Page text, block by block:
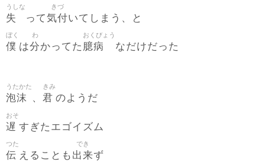
失
うしな
って気付
きづ
いてしまう、と
僕
ぼく
は分
わ
かってた 臆病
おくびょう
なだけだった
泡沫
うたかた
、 君
きみ
のようだ
遅
おそ
すぎたエゴイズム
伝
つた
えることも 出来
でき
ず